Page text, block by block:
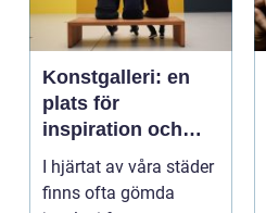
Konstgalleri: en
plats för
inspiration och
kreativ upplevelse
I hjärtat av våra städer
finns ofta gömda